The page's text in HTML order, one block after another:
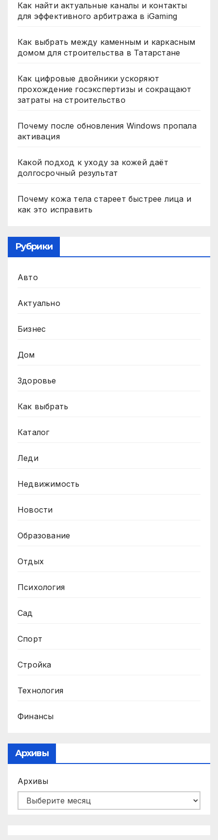
Как найти актуальные каналы и контакты
для эффективного арбитража в iGaming
Как выбрать между каменным и каркасным
домом для строительства в Татарстане
Как цифровые двойники ускоряют
прохождение госэкспертизы и сокращают
затраты на строительство
Почему после обновления Windows пропала
активация
Какой подход к уходу за кожей даёт
долгосрочный результат
Почему кожа тела стареет быстрее лица и
как это исправить
Рубрики
Авто
Актуально
Бизнес
Дом
Здоровье
Как выбрать
Каталог
Леди
Недвижимость
Новости
Образование
Отдых
Психология
Сад
Спорт
Стройка
Технология
Финансы
Архивы
Архивы